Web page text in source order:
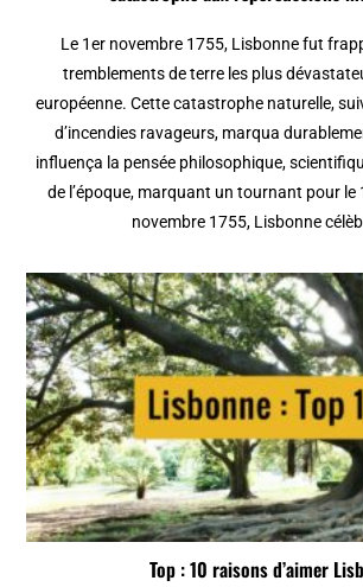
Le 1er novembre 1755, Lisbonne fut
tremblements de terre les plus
européenne. Cette catastrophe naturelle,
d’incendies ravageurs, marqua
influença la pensée philosophique,
de l’époque, marquant un tournant pour le
novembre 1755, Lisbonne
Top : 10 raisons d’aimer